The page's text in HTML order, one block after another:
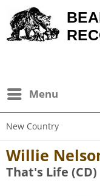
Menu
New Country
Willie
That's Life (CD)